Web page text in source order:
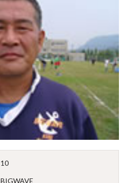
10
BIGWAVE